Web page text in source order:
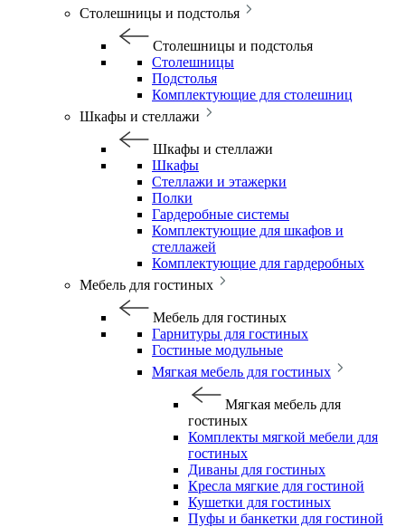
Столешницы и подстолья
Столешницы и подстолья
Столешницы
Подстолья
Комплектующие для столешниц
Шкафы и стеллажи
Шкафы и стеллажи
Шкафы
Стеллажи и этажерки
Полки
Гардеробные системы
Комплектующие для шкафов и
стеллажей
Комплектующие для гардеробных
Мебель для гостиных
Мебель для гостиных
Гарнитуры для гостиных
Гостиные модульные
Мягкая мебель для гостиных
Мягкая мебель для
гостиных
Комплекты мягкой мебели для
гостиных
Диваны для гостиных
Кресла мягкие для гостиной
Кушетки для гостиных
Пуфы и банкетки для гостиной